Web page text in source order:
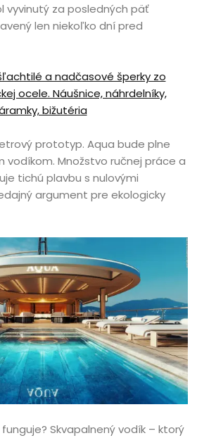
vyvinutý za posledných päť
len niekoľko dní pred
a nadčasové šperky zo
ocele. Náušnice, náhrdelníky,
bižutéria
prototyp. Aqua bude plne
vodíkom. Množstvo ručnej práce a
tichú plavbu s nulovými
argument pre ekologicky
Skvapalnený vodík – ktorý